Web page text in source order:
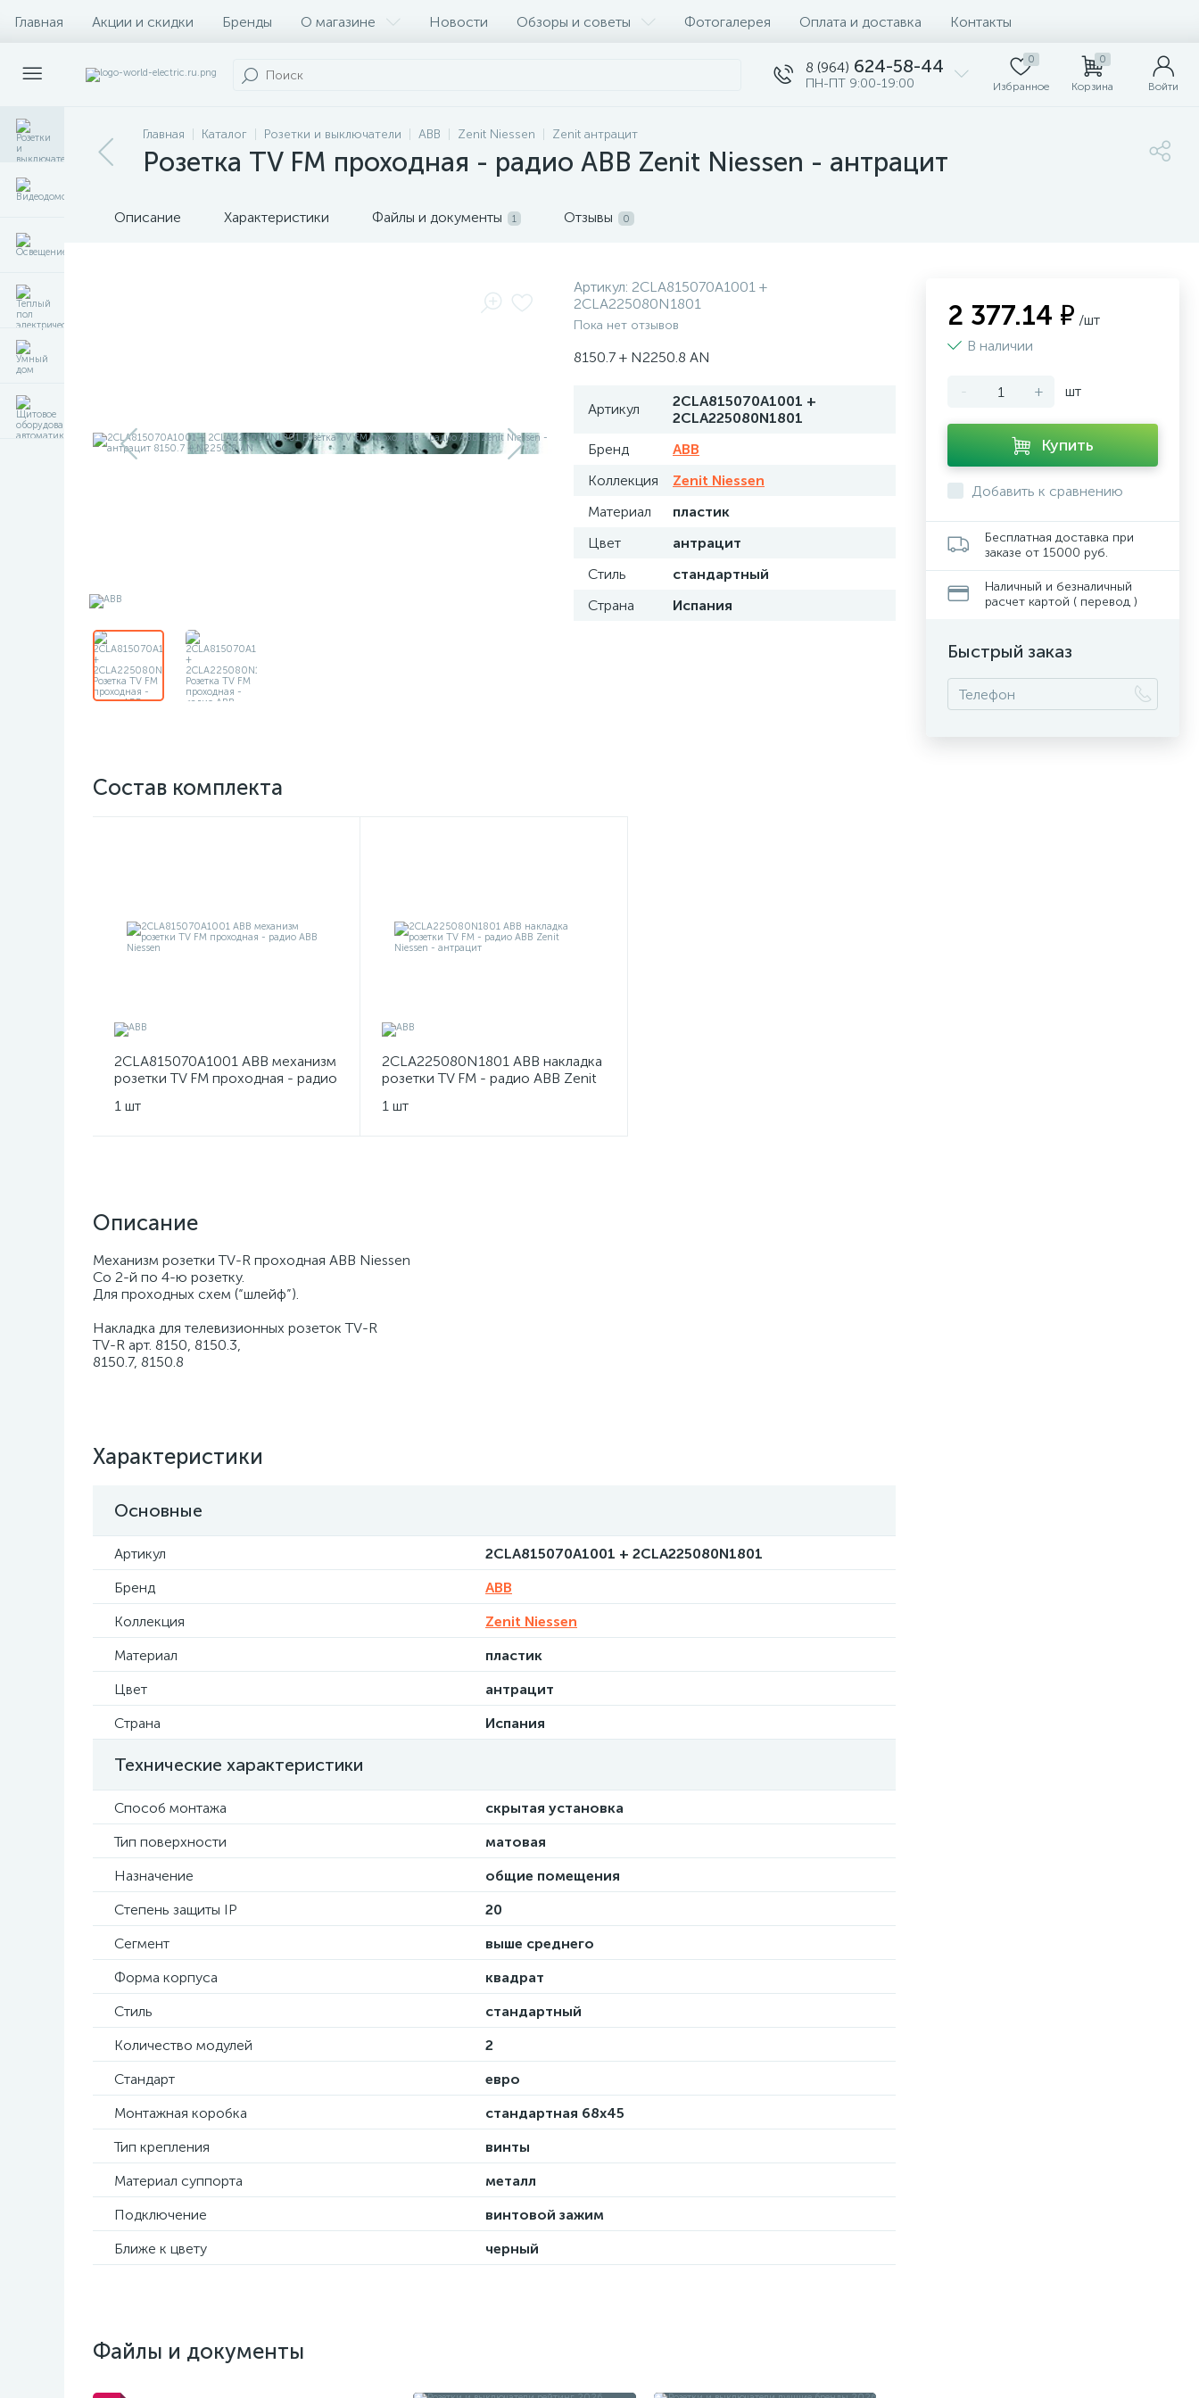
Главная Акции и скидки Бренды О магазине Новости Обзоры и советы Фотогалерея Оплата и доставка Контакты
8 (964) 624-58-44
ПН-ПТ 9:00-19:00
0
Избранное
0
Корзина Войти
Главная Каталог Розетки и выключатели ABB Zenit Niessen Zenit антрацит
Розетка TV FM проходная - радио ABB Zenit Niessen - антрацит
Описание Характеристики Файлы и документы 1 Отзывы 0
Артикул: 2CLA815070A1001 +
2CLA225080N1801
Пока нет отзывов
8150.7 + N2250.8 AN
Артикул
2CLA815070A1001 +
2CLA225080N1801
Бренд
ABB
Коллекция
Zenit Niessen
Материал
пластик
Цвет
антрацит
Стиль
стандартный
Страна
Испания
Состав комплекта
2CLA815070A1001 ABB механизм
розетки TV FM проходная - радио
1 шт
2CLA225080N1801 ABB накладка
розетки TV FM - радио ABB Zenit
1 шт
Описание
Механизм розетки TV-R проходная ABB Niessen
Со 2-й по 4-ю розетку.
Для проходных схем (“шлейф”).
Накладка для телевизионных розеток TV-R
TV-R арт. 8150, 8150.3,
8150.7, 8150.8
Характеристики
Основные
Артикул
2CLA815070A1001 + 2CLA225080N1801
Бренд
ABB
Коллекция
Zenit Niessen
Материал
пластик
Цвет
антрацит
Страна
Испания
Технические характеристики
Способ монтажа
скрытая установка
Тип поверхности
матовая
Назначение
общие помещения
Степень защиты IP
20
Сегмент
выше среднего
Форма корпуса
квадрат
Стиль
стандартный
Количество модулей
2
Стандарт
евро
Монтажная коробка
стандартная 68х45
Тип крепления
винты
Материал суппорта
металл
Подключение
винтовой зажим
Ближе к цвету
черный
Файлы и документы
2 377.14 ₽ /шт
В наличии
- + шт
Купить
Добавить к сравнению
Бесплатная доставка при
заказе от 15000 руб.
Наличный и безналичный
расчет картой ( перевод )
Быстрый заказ